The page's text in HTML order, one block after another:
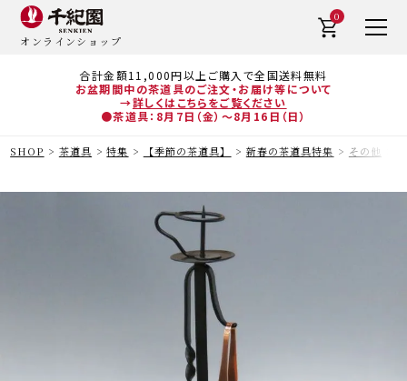
合計金額11,000円以上ご購入で全国送料無料
お盆期間中の茶道具のご注文・お届け等について
→詳しくはこちらをご覧ください
●茶道具：8月7日（金）～8月16日（日）
オンラインショップ
0
SHOP 茶道具 特集 【季節の茶道具】 新春の茶道具特集 その他